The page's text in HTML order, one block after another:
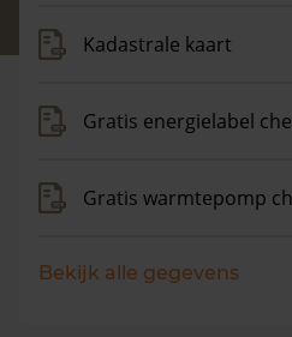
Kadastrale kaart
Gratis energielabel
Gratis warmtepomp
Bekijk alle gegevens